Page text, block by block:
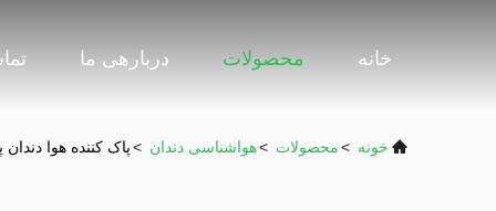
خانه محصولات دربارهی ما
خونه >محصولات >هواشناسی دندان >پاک کننده هوا